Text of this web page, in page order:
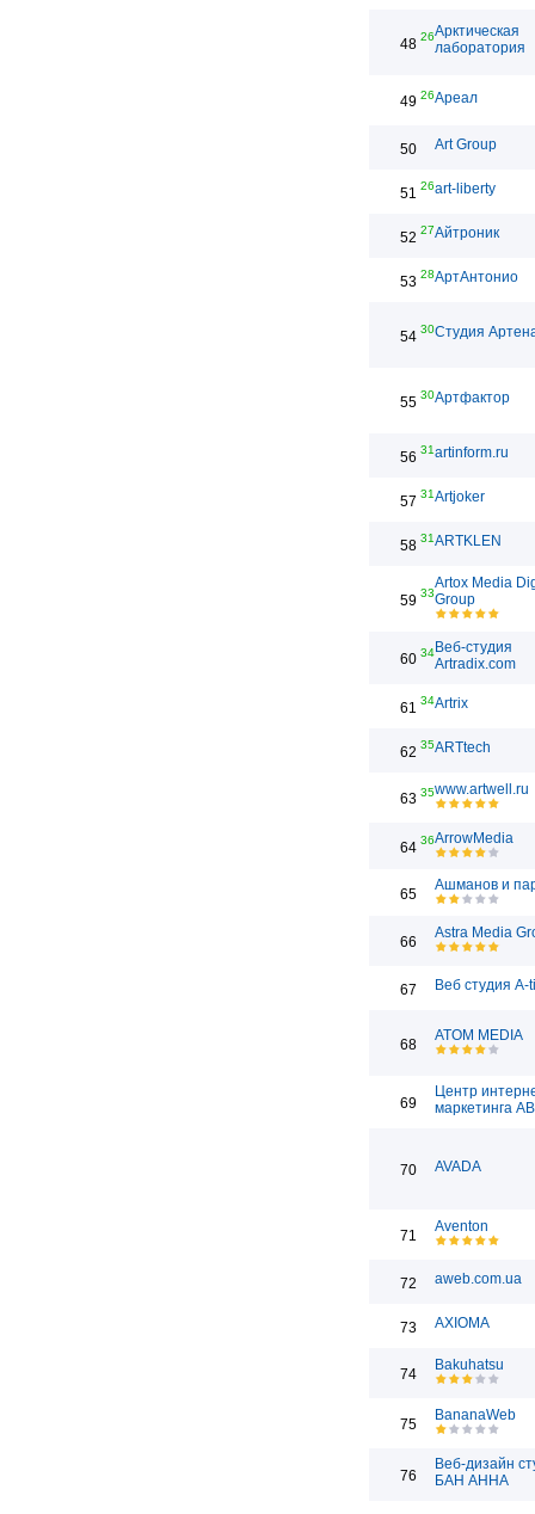
48 26Арктическая
лаборатория
49 26Ареал
50 Art Group
51 26art-liberty
52 27Айтроник
53 28АртАнтонио
54 30Студия
55 30Артфактор
56 31artinform.ru
57 31Artjoker
58 31ARTKLEN
59 33
Artox Media
Group
60 34Веб-студия
Artradix.com
61 34Artrix
62 35ARTtech
63 35www.artwell.ru
64 36ArrowMedia
65
Ашманов и
66
Astra Media
67 Веб студия A-
68
ATOM MEDIA
69
Центр
маркетинга
70 AVADA
71
Aventon
72 aweb.com.ua
73 AXIOMA
74
Bakuhatsu
75
BananaWeb
76
Веб-дизайн
БАН АННА